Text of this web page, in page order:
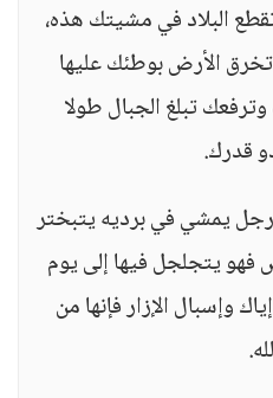
البلاد في مشيتك هذه،
الأرض بوطئك عليها
تبلغ الجبال طولا
قدرك.
يمشي في برديه يتبختر
فهو يتجلجل فيها إلى يوم
وإسبال الإزار فإنها من